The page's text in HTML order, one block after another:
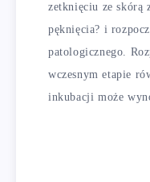
zetknięciu ze skórą
pęknięcia? i
patologicznego.
wczesnym etapie
inkubacji może